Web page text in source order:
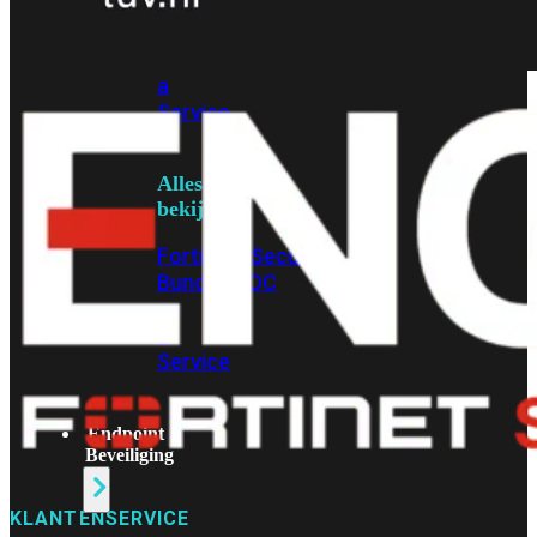
Protection
a
Service
Alles
bekijken
FortiCare Security
Bundels
SOC
as
Service
Endpoint
Beveiliging
KLANTENSERVICE